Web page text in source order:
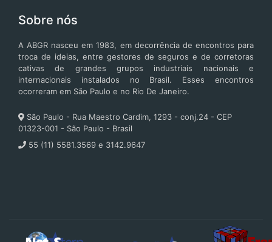
Sobre nós
A ABGR nasceu em 1983, em decorrência de encontros para
troca de ideias, entre gestores de seguros e de corretoras
cativas de grandes grupos industriais nacionais e
internacionais instalados no Brasil. Esses encontros
ocorreram em São Paulo e no Rio De Janeiro.
São Paulo - Rua Maestro Cardim, 1293 - conj.24 - CEP
01323-001 - São Paulo - Brasil
55 (11) 5581.3569 e 3142.9647